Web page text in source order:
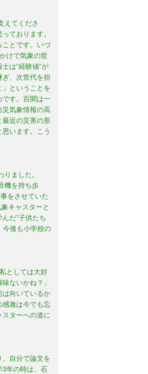
えてくださ
ております。
ことです。いづ
けで気象の世
は”経験値”が
、次世代を担
ということを
です。百聞は一
気象情報の高
最近の災害の形
います。こう
ました。
機を持ち歩
をさせていた
キャスターと
だ”子供たち
今後も小学校の
としては大好
ないかね？」
は向いているか
感激は今でも忘
ターへの道に
自分で論文を
3年の時は、石